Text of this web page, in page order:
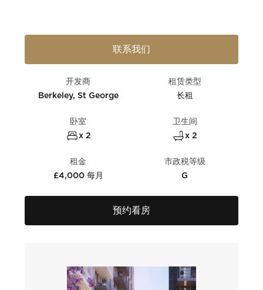
联系我们
开发商
Berkeley, St George
租赁类型
长租
卧室
x 2
卫生间
x 2
租金
£4,000 每月
市政税等级
G
预约看房